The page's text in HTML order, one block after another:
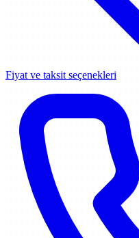
Fiyat ve taksit seçenekleri